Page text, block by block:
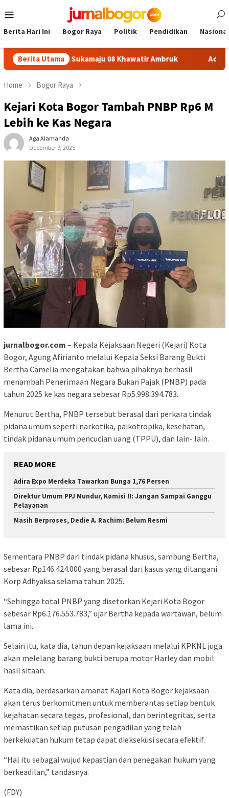
to
Menu
Berita Hari Ini Bogor Raya Politik Pendidikan Nasional
Berita Utama
SDN Sukamaju 08 Khawatir Ambruk Adira Expo
Home Bogor Raya
Kejari Kota Bogor Tambah PNBP Rp6 M
Lebih ke Kas Negara
Aga Alamanda
December 9, 2025
jurnalbogor.com – Kepala Kejaksaan Negeri (Kejari) Kota
Bogor, Agung Afirianto melalui Kepala Seksi Barang Bukti
Bertha Camelia mengatakan bahwa pihaknya berhasil
menambah Penerimaan Negara Bukan Pajak (PNBP) pada
tahun 2025 ke kas negara sebesar Rp5.998.394.783.
Menurut Bertha, PNBP tersebut berasal dari perkara tindak
pidana umum seperti narkotika, paikotropika, kesehatan,
tindak pidana umum pencucian uang (TPPU), dan lain- lain.
READ MORE
Adira Expo Merdeka Tawarkan Bunga 1,76 Persen
Direktur Umum PPJ Mundur, Komisi II: Jangan Sampai Ganggu
Pelayanan
Masih Berproses, Dedie A. Rachim: Belum Resmi
Sementara PNBP dari tindak pidana khusus, sambung Bertha,
sebesar Rp146.424.000 yang berasal dari kasus yang ditangani
Korp Adhyaksa selama tahun 2025.
“Sehingga total PNBP yang disetorkan Kejari Kota Bogor
sebesar Rp6.176.553.783,” ujar Bertha kepada wartawan, belum
lama ini.
Selain itu, kata dia, tahun depan kejaksaan melalui KPKNL juga
akan melelang barang bukti berupa motor Harley dan mobil
hasil sitaan.
Kata dia, berdasarkan amanat Kajari Kota Bogor kejaksaan
akan terus berkomitmen untuk memberantas setiap bentuk
kejahatan secara tegas, profesional, dan berintegritas, serta
memastikan setiap putusan pengadilan yang telah
berkekuatan hukum tetap dapat dieksekusi secara efektif.
“Hal itu sebagai wujud kepastian dan penegakan hukum yang
berkeadilan,” tandasnya.
(FDY)